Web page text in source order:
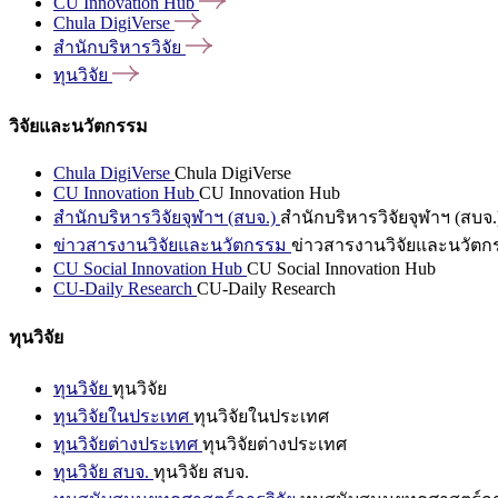
Chula DigiVerse
สำนักบริหารวิจัย
ทุนวิจัย
วิจัยและนวัตกรรม
Chula DigiVerse Chula DigiVerse
CU Innovation Hub CU Innovation Hub
สำนักบริหารวิจัยจุฬาฯ (สบจ.) สำนักบริหารวิจัยจุฬาฯ (สบจ
ข่าวสารงานวิจัยและนวัตกรรม ข่าวสารงานวิจัยและนวัตก
CU Social Innovation Hub CU Social Innovation Hub
CU-Daily Research CU-Daily Research
ทุนวิจัย
ทุนวิจัย ทุนวิจัย
ทุนวิจัยในประเทศ ทุนวิจัยในประเทศ
ทุนวิจัยต่างประเทศ ทุนวิจัยต่างประเทศ
ทุนวิจัย สบจ. ทุนวิจัย สบจ.